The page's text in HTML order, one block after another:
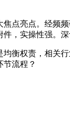
点亮点。经频频
，实操性强。深
衡权责，相关
流程？